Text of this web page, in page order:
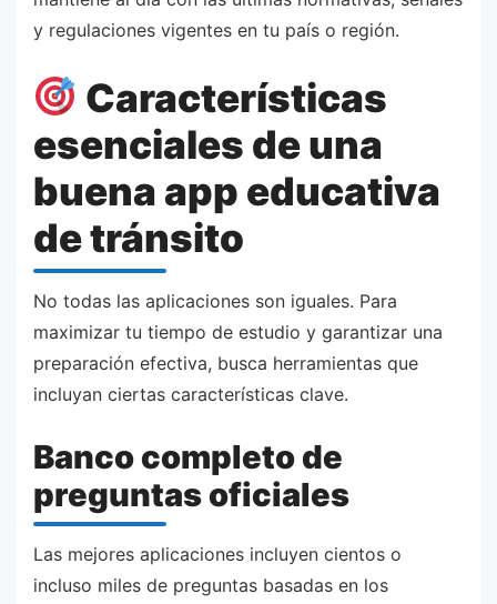
y regulaciones vigentes en tu país o región.
Características
esenciales de una
buena app educativa
de tránsito
No todas las aplicaciones son iguales. Para
maximizar tu tiempo de estudio y garantizar una
preparación efectiva, busca herramientas que
incluyan ciertas características clave.
Banco completo de
preguntas oficiales
Las mejores aplicaciones incluyen cientos o
incluso miles de preguntas basadas en los